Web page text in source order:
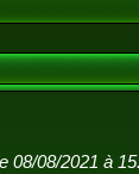
08/08/2021 à